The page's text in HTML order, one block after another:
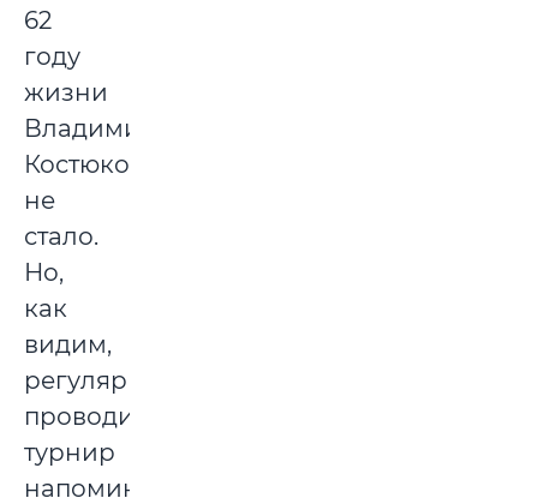
62
году
жизни
Владимира
Костюкова
не
стало.
Но,
как
видим,
регулярно
проводимый
турнир
напоминает